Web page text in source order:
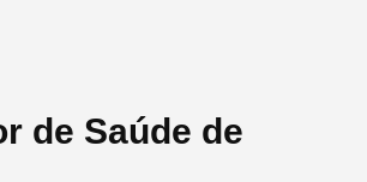
de Saúde de